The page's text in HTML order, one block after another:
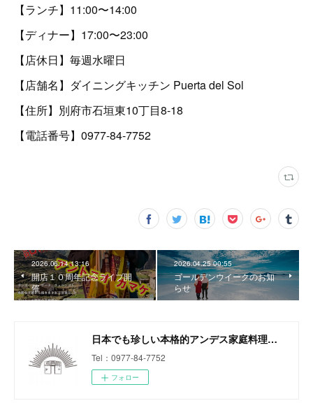
【ランチ】11:00〜14:00
【ディナー】17:00〜23:00
【店休日】毎週水曜日
【店舗名】ダイニングキッチン Puerta del Sol
【住所】別府市石垣東10丁目8-18
【電話番号】0977-84-7752
2026.06.14 13:16
開店１０周年記念ライブ開
催
2026.04.25 00:55
ゴールデンウイークのお知
らせ
日本でも珍しい本格的アンデス家庭料理専門店
Tel：0977-84-7752
フォロー